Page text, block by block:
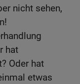
nicht sehen,
hat
Oder hat
etwas